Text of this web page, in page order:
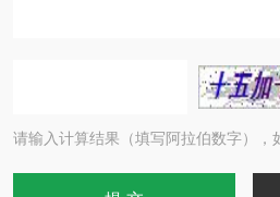
请输入计算结果（填写阿拉伯数字），